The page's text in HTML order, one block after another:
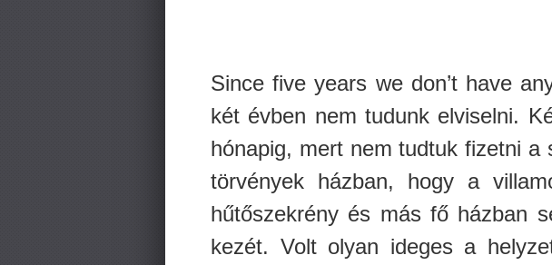
Since five years we don’t have
két évben nem tudunk elviselni.
hónapig, mert nem tudtuk fizetni
törvények házban, hogy a
hűtőszekrény és más fő házban
kezét. Volt olyan ideges a